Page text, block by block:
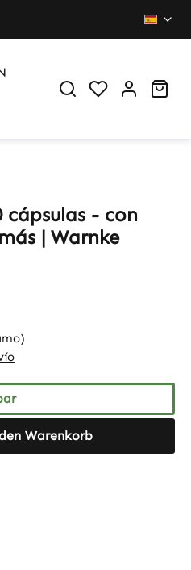
Du hast 0
- con
| Warnke
Warenkorb